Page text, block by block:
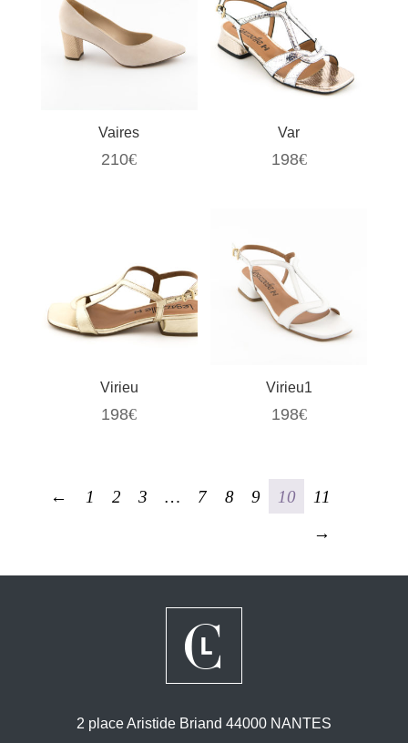
Vaires
210€
Var
198€
Virieu
198€
Virieu1
198€
← 1 2 3 … 7 8 9 10
11
→
2 place Aristide Briand 44000 NANTES